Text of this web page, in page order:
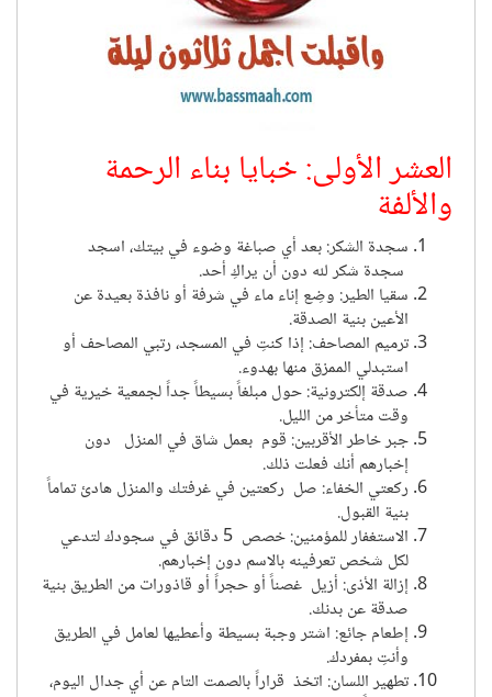
العشر الأولى: خبايا بناء الرحمة
والألفة
سجدة الشكر :بعد أي صباغة وضوء في بيتك، اسجد
سجدة شكر لله دون أن يراكِ أحد.
سقيا الطير وضِع إناء ماء في شرفة أو نافذة بعيدة عن
الأعين بنية الصدقة.
ترميم المصاحف إذا كنتِ في المسجد، رتبي المصاحف أو
استبدلي الممزق منها بهدوء.
صدقة إلكترونية :حول مبلغاً بسيطاً جداً لجمعية خيرية في
وقت متأخر من الليل.
جبر خاطر الأقربين قوم بعمل شاق في المنزل دون
إخبارهم أنك فعلت ذلك.
ركعتي الخفاء
صل ركعتين في غرفتك والمنزل هادئ تماماً
بنية القبول.
الاستغفار للمؤمنين:
خصص 5 دقائق في سجودك لتدعي
لكل شخص تعرفينه بالاسم دون إخبارهم.
إزالة الأذىأزيل غصناً أو حجراً أو قاذورات من الطريق بنية
صدقة عن بدنك.
إطعام جائع:اشتر وجبة بسيطة وأعطيها لعامل في الطريق
وأنتِ بمفردك.